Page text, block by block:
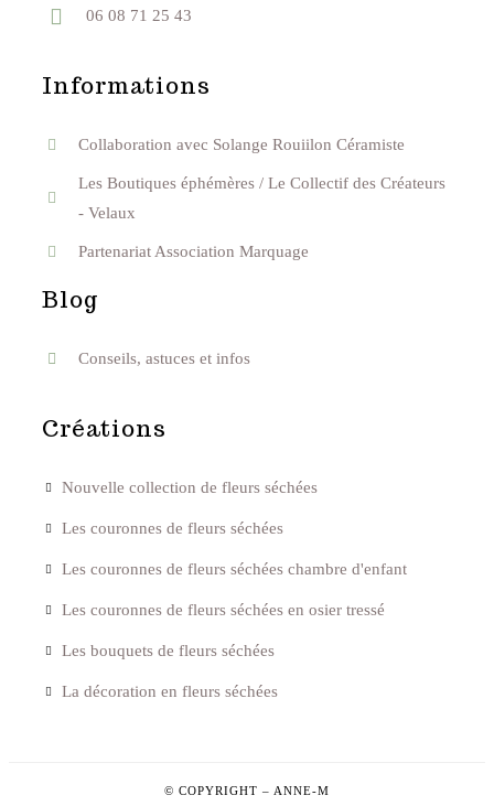
06 08 71 25 43
Informations
Collaboration avec Solange Rouiilon Céramiste
Les Boutiques éphémères / Le Collectif des Créateurs
- Velaux
Partenariat Association Marquage
Blog
Conseils, astuces et infos
Créations
Nouvelle collection de fleurs séchées
Les couronnes de fleurs séchées
Les couronnes de fleurs séchées chambre d'enfant
Les couronnes de fleurs séchées en osier tressé
Les bouquets de fleurs séchées
La décoration en fleurs séchées
© COPYRIGHT – ANNE-M